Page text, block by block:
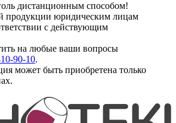
дистанционным способом!
продукции юридическим лицам
с действующим
на любые ваши вопросы
90-10.
может быть приобретена только